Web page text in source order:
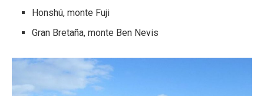
Honshú, monte Fuji
Gran Bretaña, monte Ben Nevis